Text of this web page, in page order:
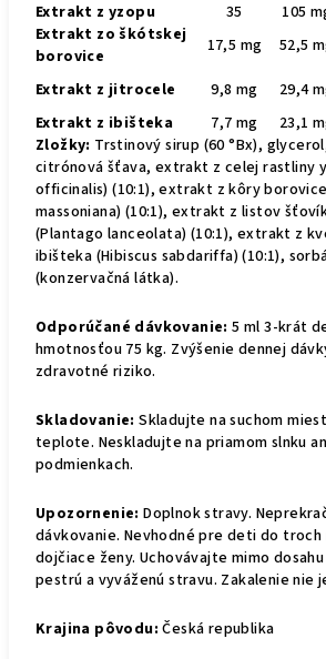
Extrakt z yzopu 35 105
Extrakt zo škótskej
borovice
17,5 mg 52,5
Extrakt z jitrocele
9,8 mg 29,4
Extrakt z ibišteka
7,7 mg 23,1
Zložky: Trstinový sirup (60 °Bx),
citrónová šťava, extrakt z celej rastliny
officinalis) (10:1), extrakt z kôry borovice
massoniana) (10:1), extrakt z listov
(Plantago lanceolata) (10:1), extrakt z
ibišteka (Hibiscus sabdariffa) (10:1),
(konzervačná látka).
Odporúčané dávkovanie: 5 ml 3-krát
hmotnosťou 75 kg. Zvýšenie dennej
zdravotné riziko.
Skladovanie:Skladujte na suchom
teplote. Neskladujte na priamom slnku
podmienkach.
Upozornenie: Doplnok stravy.
dávkovanie. Nevhodné pre deti do
dojčiace ženy. Uchovávajte mimo
pestrú a vyváženú stravu. Zakalenie nie
Krajina pôvodu: Česká republika